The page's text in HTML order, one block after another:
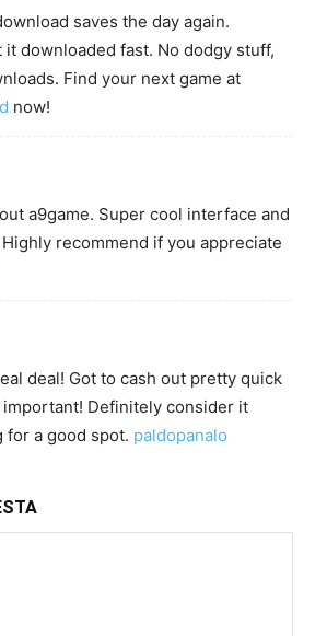
saves the day again.
it downloaded fast. No dodgy stuff,
Find your next game at
now!
a9game. Super cool interface and
recommend if you appreciate
deal! Got to cash out pretty quick
Definitely consider it
for a good spot. paldopanalo